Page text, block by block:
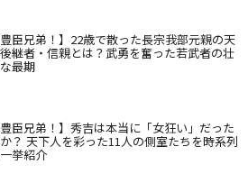
豊臣兄弟！】22歳で散った長宗我部元親の天
継者・信親とは？武勇を奮った若武者の壮
最期
豊臣兄弟！】秀吉は本当に「女狂い」だった
？ 天下人を彩った11人の側室たちを時系列
挙紹介